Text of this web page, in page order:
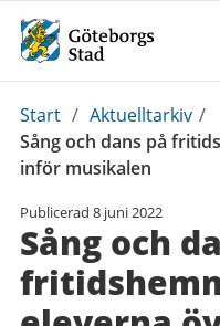
Du
är
här:
Start / Aktuelltarkiv /
Sång och dans på
inför musikalen
Publicerad 8 juni 2022
Sång och